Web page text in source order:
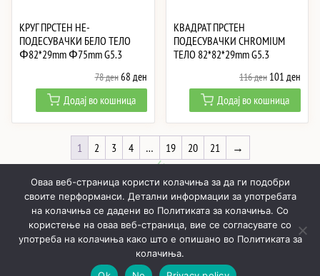
КРУГ ПРСТЕН НЕ-
ПОДЕСУВАЧКИ БЕЛО ТЕЛО
Φ82*29mm Φ75mm G5.3
78денOriginal
price
was:
78 ден.
68 денCurrent
price
is:
68 ден.
Додај во кошница
КВАДРАТ ПРСТЕН
ПОДЕСУВАЧКИ CHROMIUM
ТЕЛО 82*82*29mm G5.3
116ден Original
price
was:
116 ден.
101 ден
price
is:
101
Додај во кошница
1 2 3 4 … 19 20 21 →
ПОЧНУВАЈЌИ ПРОИЗВОДИ МОЈ ПРОФИЛ
КОШНИЧКА
РЕАЛИЗИРАНИ ПРОЕКТИ
ЗА НАС
Оваа веб-страница користи колачиња за да ги подобри
своите перформанси. Детални информации за употребата
на колачиња се дадени во Политиката за колачиња. Со
користење на оваа веб-страница, вие се согласувате со
употреба на колачиња како што е опишано во Политиката за
колачиња.